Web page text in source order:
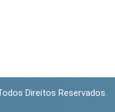
Direitos Reservados.